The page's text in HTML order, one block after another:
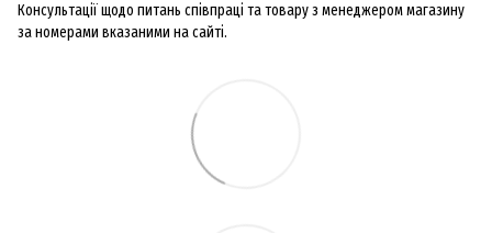
Консультації щодо питань співпраці та товару з менеджером магазину
за номерами вказаними на сайті.